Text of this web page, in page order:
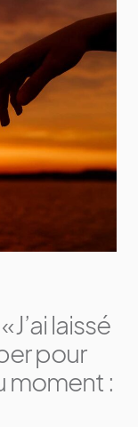
« J’ai laissé
pour
moment :